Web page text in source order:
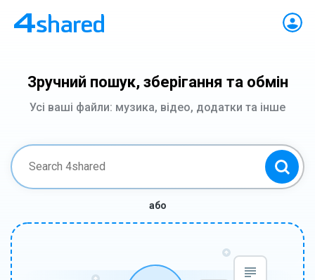
Зручний пошук, зберігання та обмін
Усі ваші файли: музика, відео, додатки та інше
або